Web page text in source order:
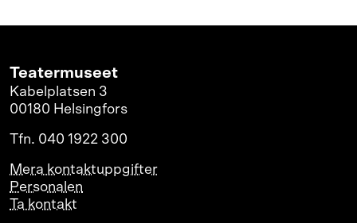
Teatermuseet
Kabelplatsen 3
00180 Helsingfors
Tfn. 040 1922 300
Mera kontaktuppgifter
Personalen
Ta kontakt